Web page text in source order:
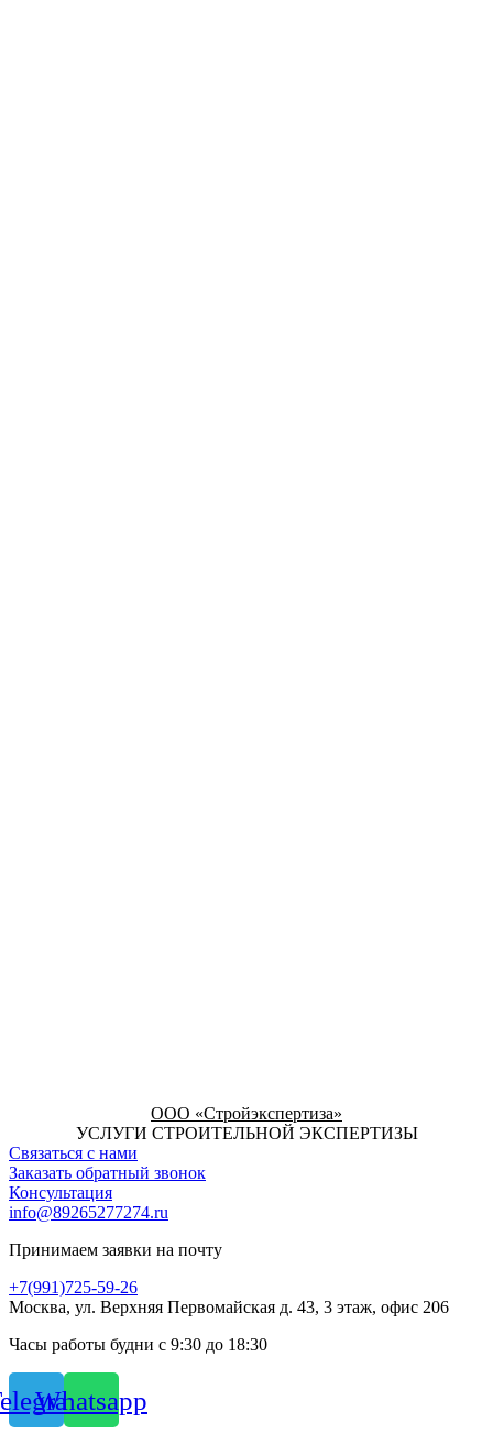
ООО «Стройэкспертиза»
УСЛУГИ СТРОИТЕЛЬНОЙ ЭКСПЕРТИЗЫ
Связаться с нами
Заказать обратный звонок
Консультация
info@89265277274.ru
Принимаем заявки на почту
+7(991)725-59-26
Москва, ул. Верхняя Первомайская д. 43, 3 этаж, офис 206
Часы работы будни с 9:30 до 18:30
Whatsapp